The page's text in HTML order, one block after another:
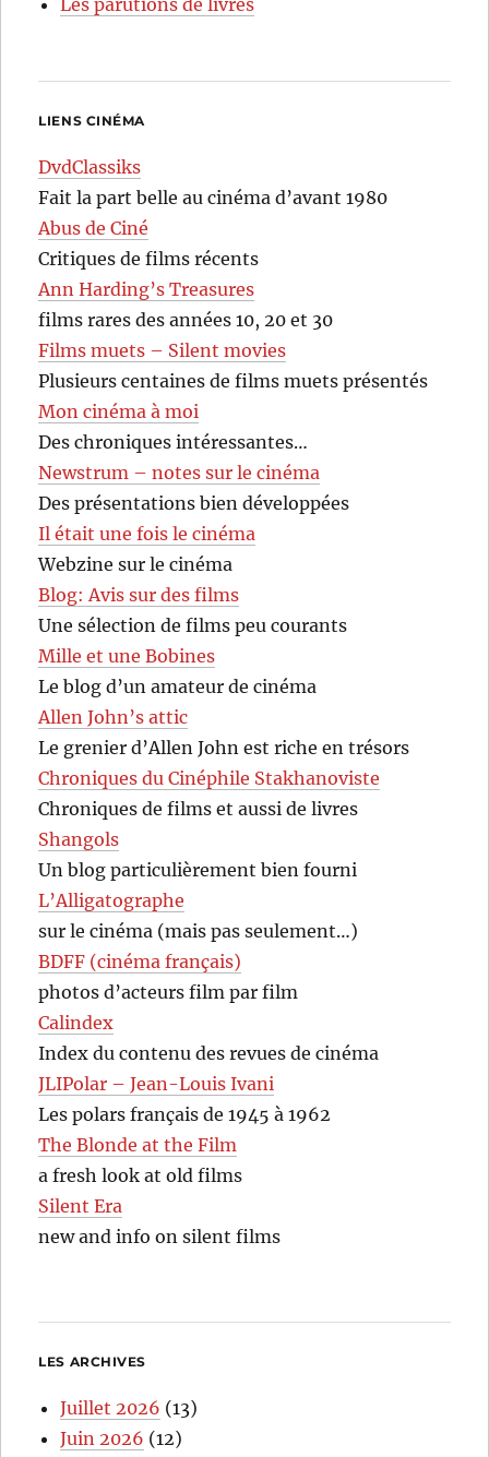
Les parutions de livres
LIENS CINÉMA
DvdClassiks
Fait la part belle au cinéma d’avant 1980
Abus de Ciné
Critiques de films récents
Ann Harding’s Treasures
films rares des années 10, 20 et 30
Films muets – Silent movies
Plusieurs centaines de films muets présentés
Mon cinéma à moi
Des chroniques intéressantes…
Newstrum – notes sur le cinéma
Des présentations bien développées
Il était une fois le cinéma
Webzine sur le cinéma
Blog: Avis sur des films
Une sélection de films peu courants
Mille et une Bobines
Le blog d’un amateur de cinéma
Allen John’s attic
Le grenier d’Allen John est riche en trésors
Chroniques du Cinéphile Stakhanoviste
Chroniques de films et aussi de livres
Shangols
Un blog particulièrement bien fourni
L’Alligatographe
sur le cinéma (mais pas seulement…)
BDFF (cinéma français)
photos d’acteurs film par film
Calindex
Index du contenu des revues de cinéma
JLIPolar – Jean-Louis Ivani
Les polars français de 1945 à 1962
The Blonde at the Film
a fresh look at old films
Silent Era
new and info on silent films
LES ARCHIVES
Juillet 2026 (13)
Juin 2026 (12)